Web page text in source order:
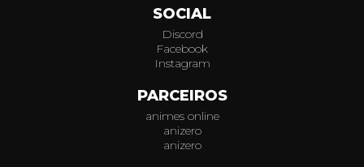
SOCIAL
Discord
Facebook
Instagram
PARCEIROS
animes online
anizero
anizero